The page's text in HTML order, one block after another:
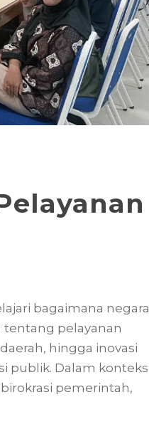
bagaimana negara
tentang pelayanan
hingga inovasi
publik. Dalam konteks
pemerintah,